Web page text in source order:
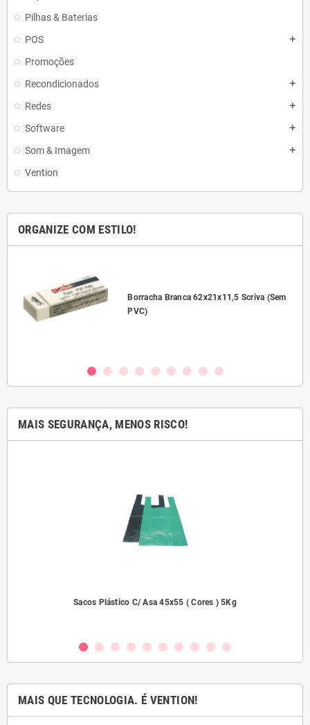
Pilhas & Baterias
POS
add
Promoções
Recondicionados
add
Redes add
Software add
Som & Imagem add
Vention
ORGANIZE COM ESTILO!
Borracha Branca 62x21x11,5 Scriva (Sem
PVC)
MAIS SEGURANÇA, MENOS RISCO!
Sacos Plástico C/ Asa 45x55 ( Cores ) 5Kg
MAIS QUE TECNOLOGIA. É VENTION!